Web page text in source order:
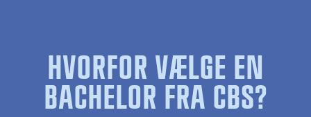
HVORFOR VÆLGE EN
BACHELOR FRA CBS?